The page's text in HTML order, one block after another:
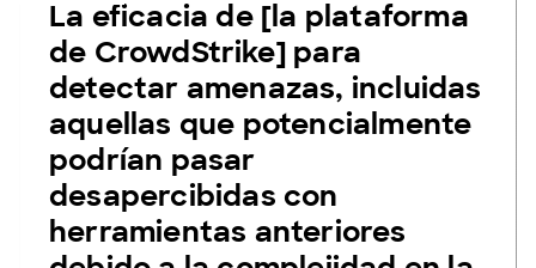
La eficacia de [la plataforma
de CrowdStrike] para
detectar amenazas, incluidas
aquellas que potencialmente
podrían pasar
desapercibidas con
herramientas anteriores